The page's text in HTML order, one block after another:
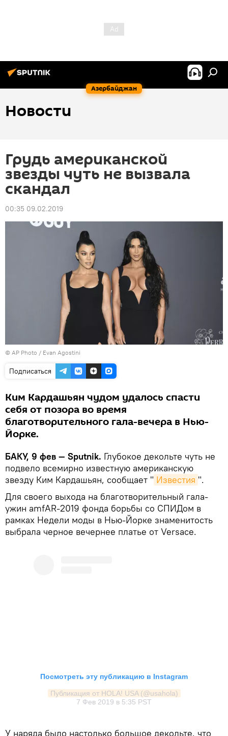
Азербайджан
Новости
Грудь американской
звезды чуть не вызвала
скандал
00:35 09.02.2019
© AP Photo / Evan Agostini
Подписаться
Ким Кардашьян чудом удалось спасти
себя от позора во время
благотворительного гала-вечера в Нью-
Йорке.
БАКУ, 9 фев — Sputnik. Глубокое декольте чуть не
подвело всемирно известную американскую
звезду Ким Кардашьян, сообщает " Известия ".
Для своего выхода на благотворительный гала-
ужин amfAR-2019 фонда борьбы со СПИДом в
рамках Недели моды в Нью-Йорке знаменитость
выбрала черное вечернее платье от Versace.
Посмотреть эту публикацию в Instagram
Публикация от HOLA! USA (@usahola)
7 Фев 2019 в 5:35 PST
У наряда было настолько большое декольте, что